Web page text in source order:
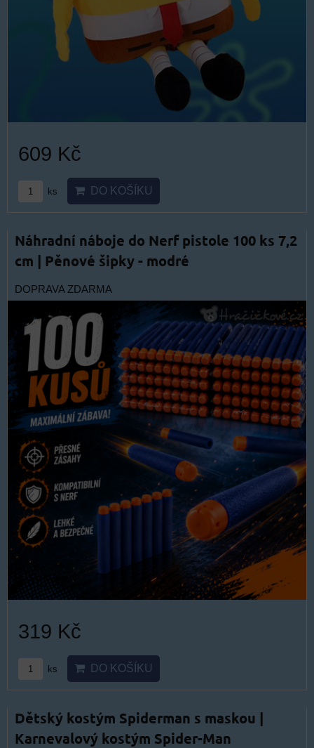
609 Kč
ks DO KOŠÍKU
Náhradní náboje do Nerf pistole 100 ks 7,2
cm | Pěnové šipky - modré
DOPRAVA ZDARMA
319 Kč
ks DO KOŠÍKU
Dětský kostým Spiderman s maskou |
Karnevalový kostým Spider-Man